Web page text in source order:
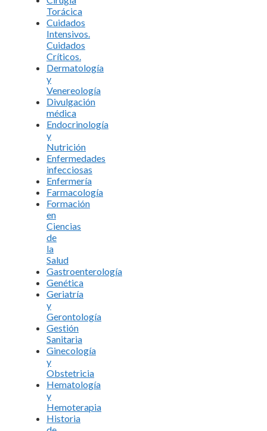
Torácica
Cuidados
Intensivos.
Cuidados
Críticos.
Dermatología
y
Venereología
Divulgación
médica
Endocrinología
y
Nutrición
Enfermedades
infecciosas
Enfermería
Farmacología
Formación
en
Ciencias
de
la
Salud
Gastroenterología
Genética
Geriatría
y
Gerontología
Gestión
Sanitaria
Ginecología
y
Obstetricia
Hematología
y
Hemoterapia
Historia